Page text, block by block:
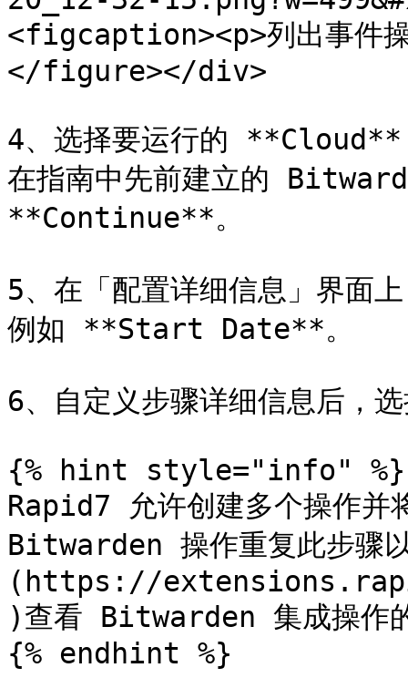
<figcaption><p>列出事
</figure></div>
4、选择要运行的 **Cloud**
在指南中先前建立的
**Continue**。
5、在「配置详细信息」界面
例如 **Start Date**。
6、自定义步骤详细信息后
{% hint style="info" %}
Rapid7 允许创建多个操作并
Bitwarden 操作重复此步骤
(https://
)查看 Bitwarden 集成操作
{% endhint %}